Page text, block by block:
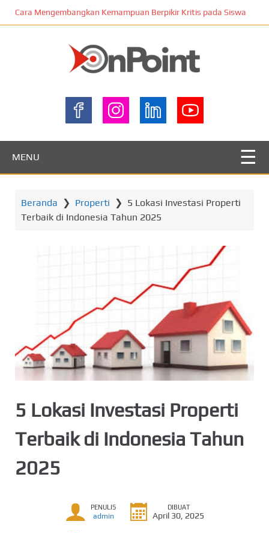
Cara Mengembangkan Kemampuan Berpikir Kritis pada Siswa
ONPOINT
MENU
Beranda ❯ Properti ❯ 5 Lokasi Investasi Properti
Terbaik di Indonesia Tahun 2025
5 Lokasi Investasi Properti
Terbaik di Indonesia Tahun
2025
PENULIS
admin
DIBUAT
April 30, 2025